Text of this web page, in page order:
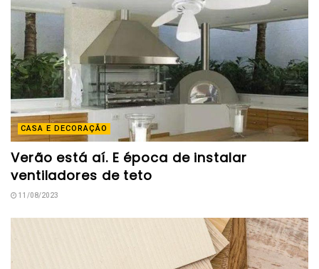
CASA E DECORAÇÃO
Verão está aí. E época de instalar
ventiladores de teto
11/08/2023